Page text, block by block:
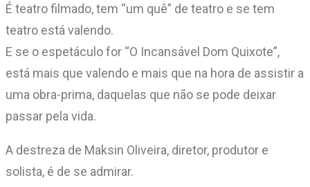
É teatro filmado, tem “um quê” de teatro e se tem
teatro está valendo.
E se o espetáculo for “O Incansável Dom Quixote”,
está mais que valendo e mais que na hora de assistir a
uma obra-prima, daquelas que não se pode deixar
passar pela vida.
A destreza de Maksin Oliveira, diretor, produtor e
solista, é de se admirar.